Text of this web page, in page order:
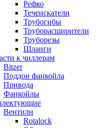
Рефко
Течеискатели
Трубогибы
Труборасширители
Труборезы
Шланги
к чиллерам
Bitzer
Поддон фанкойла
Привода
Фанкойлы
Вентили
Rotalock